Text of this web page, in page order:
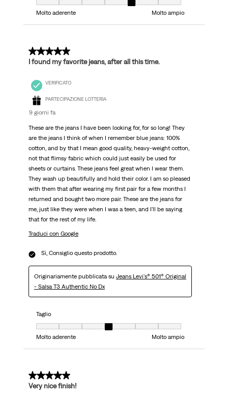
Taglio, 5 su 7, dove 1 è uguale a Molto aderente e 7 è uguale a Molto
Molto aderente
Molto ampio
5 su 5 stelle.
I found my favorite jeans, after all this time.
VERIFICATO
PARTECIPAZIONE LOTTERIA
9 giorni fa
These are the jeans I have been looking for, for so long! They
are the jeans I think of when I remember blue jeans: 100%
cotton, and by that I mean good quality, heavy-weight cotton,
not that flimsy fabric which could just easily be used for
sheets or curtains. These jeans feel great when I wear them.
They wash up beautifully and hold their color. I am so pleased
with them that after wearing my first pair for a few months I
returned and bought two more pair. These are the jeans for
me, just like they were when I was a teen, and I'll be saying
that for the rest of my life.
Traduci con Google
Sì, Consiglio questo prodotto.
Originariamente pubblicata su Jeans Levi's® 501® Original
- Salsa T3 Authentic No Dx
Taglio
Taglio, 4 su 7, dove 1 è uguale a Molto aderente e 7 è uguale a Molto
Molto aderente
Molto ampio
5 su 5 stelle.
Very nice finish!